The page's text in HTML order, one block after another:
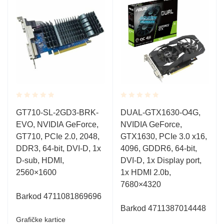
Rated
0.001
out
of
5
GT710-SL-2GD3-BRK-
EVO, NVIDIA GeForce,
GT710, PCIe 2.0, 2048,
DDR3, 64-bit, DVI-D, 1x
D-sub, HDMI,
2560×1600
Barkod 4711081869696
Grafičke kartice
Rated
0.001
out
of
5
DUAL-GTX1630-O4G,
NVIDIA GeForce,
GTX1630, PCIe 3.0 x16,
4096, GDDR6, 64-bit,
DVI-D, 1x Display port,
1x HDMI 2.0b,
7680×4320
Barkod 4711387014448